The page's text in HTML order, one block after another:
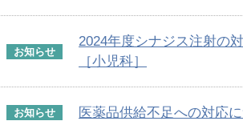
お知らせ
2024年度シナジス注射の
［小児科］
お知らせ 医薬品供給不足への対応